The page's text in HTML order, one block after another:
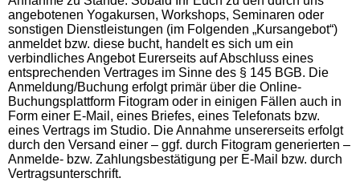
angebotenen Yogakursen, Workshops, Seminaren oder
sonstigen Dienstleistungen (im Folgenden „Kursangebot“)
anmeldet bzw. diese bucht, handelt es sich um ein
verbindliches Angebot Eurerseits auf Abschluss eines
entsprechenden Vertrages im Sinne des § 145 BGB. Die
Anmeldung/Buchung erfolgt primär über die Online-
Buchungsplattform Fitogram oder in einigen Fällen auch in
Form einer E-Mail, eines Briefes, eines Telefonats bzw.
eines Vertrags im Studio. Die Annahme unsererseits erfolgt
durch den Versand einer – ggf. durch Fitogram generierten –
Anmelde- bzw. Zahlungsbestätigung per E-Mail bzw. durch
Vertragsunterschrift.